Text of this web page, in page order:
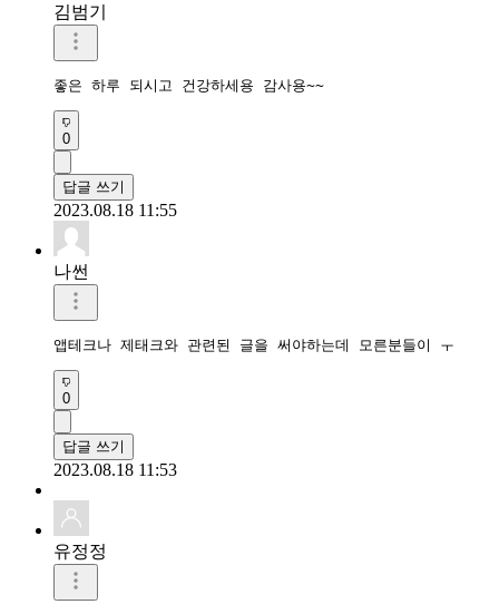
김범기
좋은 하루 되시고 건강하세용 감사용~~
0
답글 쓰기
2023.08.18 11:55
나썬
앱테크나 제태크와 관련된 글을 써야하는데 모른분들이 ㅜ
0
답글 쓰기
2023.08.18 11:53
유정정